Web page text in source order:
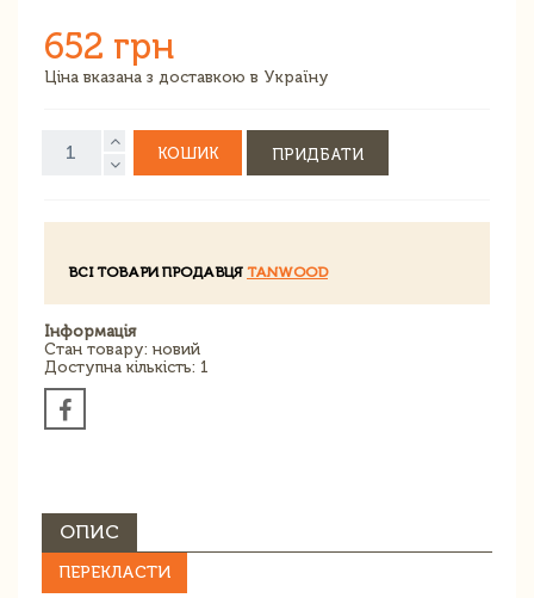
652 грн
Ціна вказана з доставкою в Україну
КОШИК ПРИДБАТИ
ВСІ ТОВАРИ ПРОДАВЦЯ TANWOOD
Інформація
Стан товару: новий
Доступна кількість: 1
ОПИС
ПЕРЕКЛАСТИ